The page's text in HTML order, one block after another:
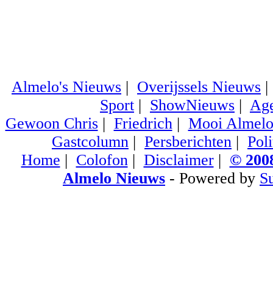
Almelo's Nieuws | Overijssels Nieuws
Sport | ShowNieuws |
Gewoon Chris| Friedrich| Mooi Almelo
Gastcolumn | Persberichten |
Home | Colofon| Disclaimer| ©
Almelo Nieuws - Powered by